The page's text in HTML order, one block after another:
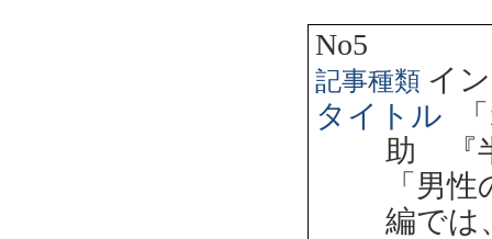
No5
記事種類 イ
タイトル
助 『
「男
編では